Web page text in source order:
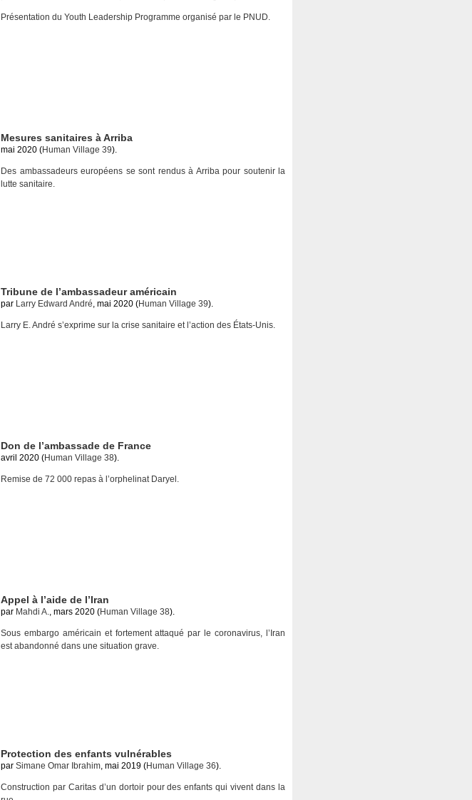
Présentation du Youth Leadership Programme organisé par le PNUD.
Mesures sanitaires à Arriba
mai 2020 (Human Village 39).
Des ambassadeurs européens se sont rendus à Arriba pour soutenir la
lutte sanitaire.
Tribune de l’ambassadeur américain
par Larry Edward André, mai 2020 (Human Village 39).
Larry E. André s’exprime sur la crise sanitaire et l’action des États-Unis.
Don de l’ambassade de France
avril 2020 (Human Village 38).
Remise de 72 000 repas à l’orphelinat Daryel.
Appel à l’aide de l’Iran
par Mahdi A., mars 2020 (Human Village 38).
Sous embargo américain et fortement attaqué par le coronavirus, l’Iran
est abandonné dans une situation grave.
Protection des enfants vulnérables
par Simane Omar Ibrahim, mai 2019 (Human Village 36).
Construction par Caritas d’un dortoir pour des enfants qui vivent dans la